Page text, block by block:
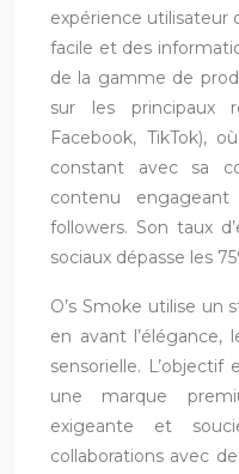
expérience utilisateur
facile et des
de la gamme de
sur les principaux
Facebook, TikTok),
constant avec sa
contenu
followers. Son taux
sociaux dépasse les
O’s Smoke utilise
en avant l’élégance,
sensorielle.
une marque
exigeante et
collaborations avec